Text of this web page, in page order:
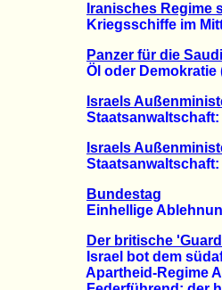
Iranisches Regime
Kriegsschiffe im
Panzer für die
Öl oder Demokratie
Israels
Staatsanwaltschaft:
Israels
Staatsanwaltschaft:
Bundestag
Einhellige
Der britische
Israel bot dem
Apartheid-Regime